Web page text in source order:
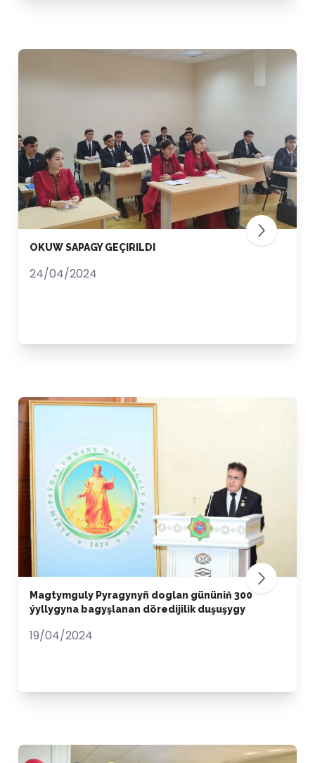
OKUW SAPAGY GEÇIRILDI
24/04/2024
Magtymguly Pyragynyñ doglan gününiň 300
ýyllygyna bagyşlanan döredijilik duşuşygy
19/04/2024